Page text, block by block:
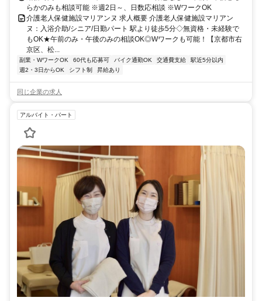
らかのみも相談可能 ※週2日～、日数応相談 ※WワークOK
介護老人保健施設マリアンヌ 求人概要 介護老人保健施設マリアン
ヌ：入浴介助/シニア/日勤パート 駅より徒歩5分◇無資格・未経験で
もOK★午前のみ・午後のみの相談OK◎Wワークも可能！【京都市右
京区、松...
副業・WワークOK 60代も応募可 バイク通勤OK 交通費支給
駅近5分以内
週2・3日からOK
シフト制 昇給あり
同じ企業の求人
アルバイト・パート